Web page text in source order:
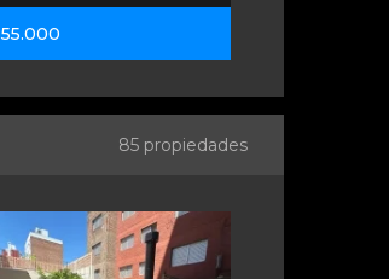
85 propiedades